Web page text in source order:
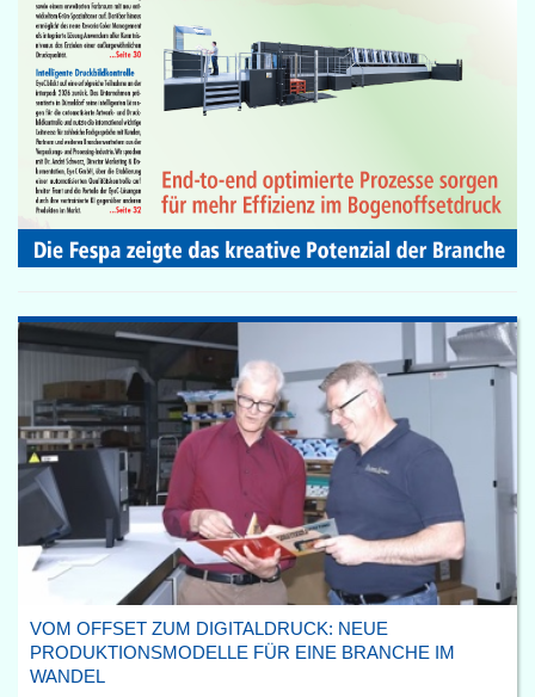
VOM OFFSET ZUM DIGITALDRUCK: NEUE
PRODUKTIONSMODELLE FÜR EINE BRANCHE IM
WANDEL